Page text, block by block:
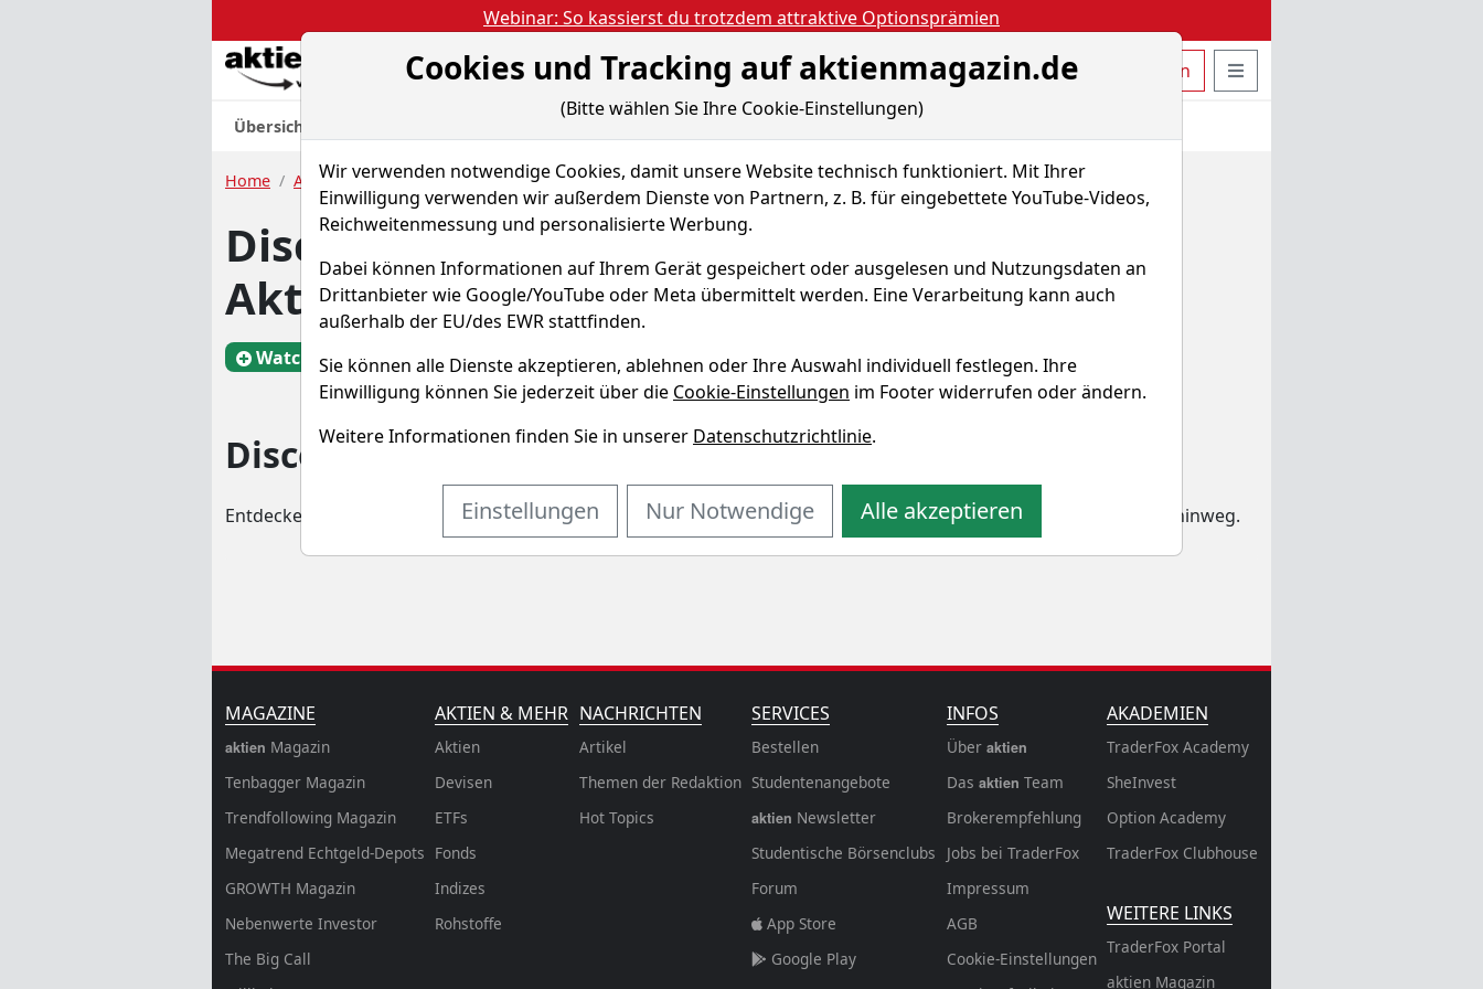
Webinar: So kassierst du trotzdem attraktive Optionsprämien
Aktien Nachrichten Magazine Aktien- und Artikelsuche öffnen
Gratis Account Bestellen Login Seitennavigation öffnen
Übersicht
Home Aktien Discover Financial Services Renditedreieck
Discover Financial Services
Aktie
Watchlist DC7 WKN A0MUES
Discover Financial Services Renditedreieck
Entdecken Sie auf einen Blick die Performance der Discover Financial Services Aktie über verschiedene Zeiträume hinweg.
MAGAZINE
aktien Magazin
Tenbagger Magazin
Trendfollowing Magazin
Megatrend Echtgeld-Depots
GROWTH Magazin
Nebenwerte Investor
The Big Call
AKTIEN & MEHR
Aktien
Devisen
ETFs
Fonds
Indizes
Rohstoffe
NACHRICHTEN
Artikel
Themen der Redaktion
Hot Topics
SERVICES
Bestellen
Studentenangebote
aktien Newsletter
Studentische Börsenclubs
Forum
App Store
Google Play
INFOS
Über aktien
Das aktien Team
Brokerempfehlung
Jobs bei TraderFox
Impressum
AGB
Cookie-Einstellungen
AKADEMIEN
TraderFox Academy
SheInvest
Option Academy
TraderFox Clubhouse
WEITERE LINKS
TraderFox Portal
aktien Magazin
Cookies und Tracking auf aktienmagazin.de
(Bitte wählen Sie Ihre Cookie-Einstellungen)
Wir verwenden notwendige Cookies, damit unsere Website technisch funktioniert. Mit Ihrer
Einwilligung verwenden wir außerdem Dienste von Partnern, z. B. für eingebettete YouTube-Videos,
Reichweitenmessung und personalisierte Werbung.
Dabei können Informationen auf Ihrem Gerät gespeichert oder ausgelesen und Nutzungsdaten an
Drittanbieter wie Google/YouTube oder Meta übermittelt werden. Eine Verarbeitung kann auch
außerhalb der EU/des EWR stattfinden.
Sie können alle Dienste akzeptieren, ablehnen oder Ihre Auswahl individuell festlegen. Ihre
Einwilligung können Sie jederzeit über die Cookie-Einstellungen im Footer widerrufen oder ändern.
Weitere Informationen finden Sie in unserer Datenschutzrichtlinie.
Einstellungen Nur Notwendige Alle akzeptieren